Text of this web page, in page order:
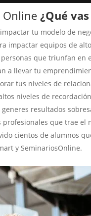
Online ¿Qué
tu modelo de
impactar equipos de
que triunfan
a llevar tu
tus niveles de
niveles de
resultados
que trae el
cientos de alumnos
y SeminariosOnline.